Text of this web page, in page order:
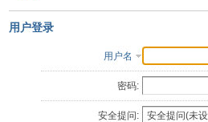
用户登录
用户名
密码:
安全提问: